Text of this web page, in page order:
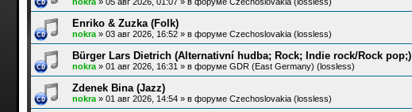
Enriko & Zuzka (Folk)
nokra» 03 авг 2026, 16:52» в форуме Czechoslovakia (lossless)
Bürger Lars Dietrich (Alternativní hudba; Rock; Indie rock/Rock pop;)
nokra» 01 авг 2026, 16:31 » в форуме GDR (East Germany) (lossless)
Zdenek Bina (Jazz)
nokra» 01 авг 2026, 14:54» в форуме Czechoslovakia (lossless)